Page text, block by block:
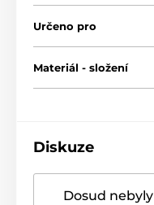
Určeno pro
Materiál - složení
Diskuze
Dosud